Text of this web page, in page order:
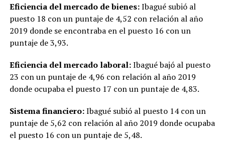
Eficiencia del mercado de bienes:Ibagué subió al
puesto 18 con un puntaje de 4,52 con relación al año
2019 donde se encontraba en el puesto 16 con un
puntaje de 3,93.
Eficiencia del mercado laboral:Ibagué bajó al puesto
23 con un puntaje de 4,96 con relación al año 2019
donde ocupaba el puesto 17 con un puntaje de 4,83.
Sistema financiero:Ibagué subió al puesto 14 con un
puntaje de 5,62 con relación al año 2019 donde ocupaba
el puesto 16 con un puntaje de 5,48.